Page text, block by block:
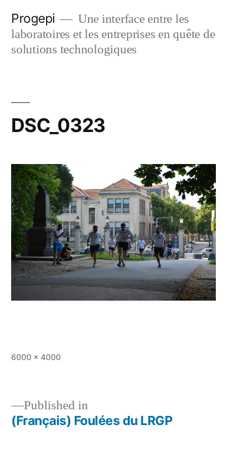
content
Progepi
Une interface entre les
laboratoires et les entreprises en quête de
solutions technologiques
DSC_0323
Full
6000 × 4000
Post
Published in
(Français) Foulées du LRGP